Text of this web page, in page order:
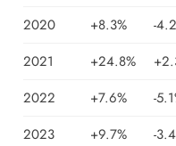
2020
+8.3% -
2021
+24.8%
2022
+7.6% -
2023
+9.7% -